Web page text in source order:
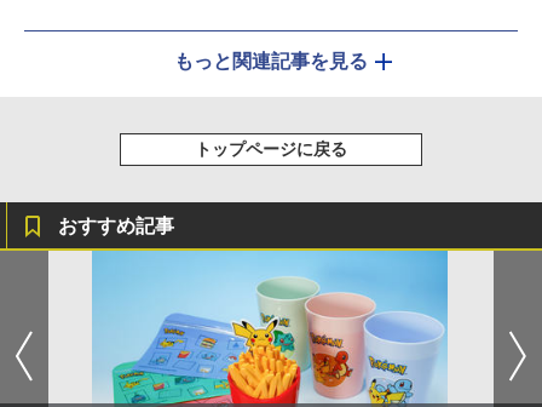
もっと関連記事を見る
トップページに戻る
おすすめ記事